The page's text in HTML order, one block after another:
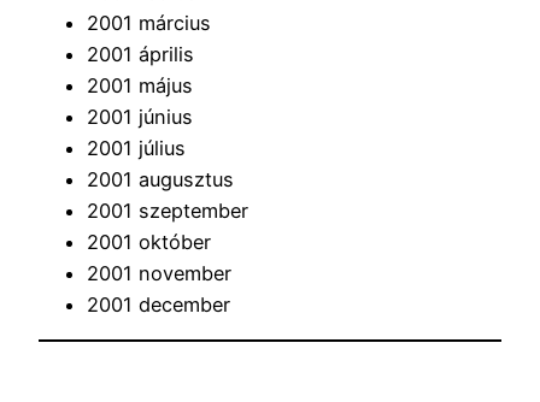
2001 március
2001 április
2001 május
2001 június
2001 július
2001 augusztus
2001 szeptember
2001 október
2001 november
2001 december